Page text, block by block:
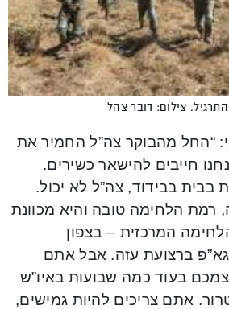
צילום: דובר צהל
“החל מהבוקר צה”ל החמיר את
חייבים להישאר כשירים.
בבית בבידוד, צה”ל לא יכול.
רמת הלחימה טובה והיא מכוונת
המרכזית – בצפון
ברצועת עזה. אבל אתם
בעוד כמה שבועות באיו”ש
אתם צריכים להיות גמישים,